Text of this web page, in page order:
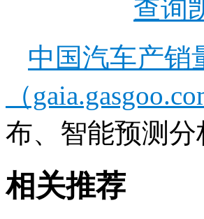
查询
中国汽车产销
（
布、智能预测分
相关推荐